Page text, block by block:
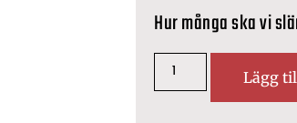
Hur många ska vi
Lägg